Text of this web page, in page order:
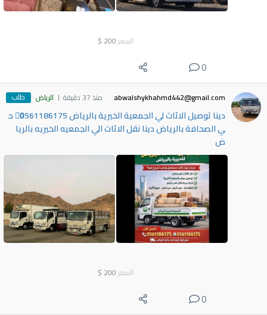
السعر 200
$
0
abwalshykhahmd442@gmail.com منذ 37 دقيقة الرياض طلب
دينا توصيل الاثاث لي الجمعية الخيرية بالرياض 0َ561186175 ح
ي الصحافة بالرياض دينا نقل الاثاث الي الجمعيه الخيريه بالريا
ض
السعر 200
$
0